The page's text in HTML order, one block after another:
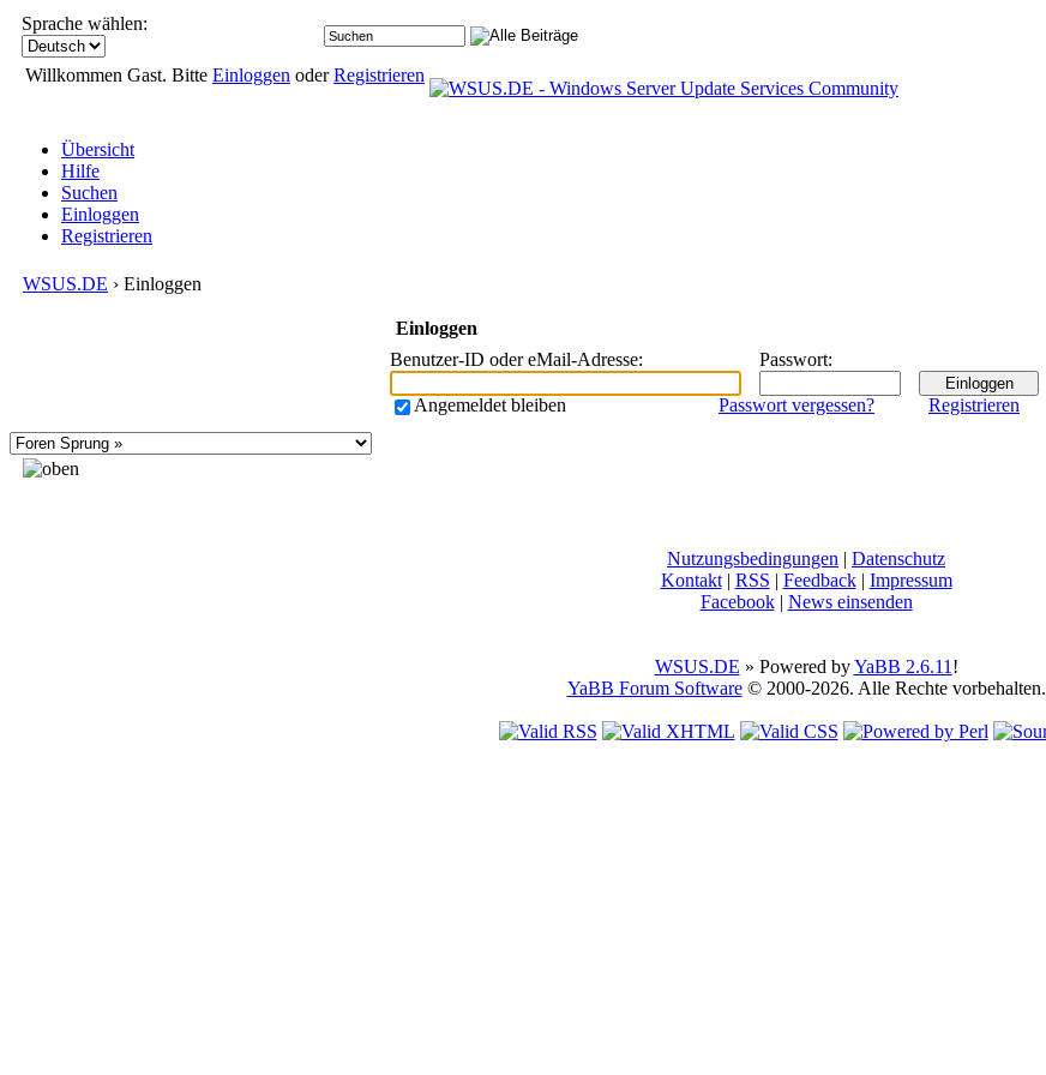
Sprache wählen:
Willkommen Gast. Bitte Einloggen oderRegistrieren
Übersicht
Hilfe
Suchen
Einloggen
Registrieren
WSUS.DE › Einloggen
Einloggen
Benutzer-ID oder eMail-Adresse: Passwort:
Angemeldet bleiben Registrieren
Passwort vergessen?
Nutzungsbedingungen | Datenschutz
Kontakt| RSS | Feedback| Impressum
Facebook| News einsenden
WSUS.DE » Powered byYaBB 2.6.11 !
YaBB Forum Software© 2000-2026. Alle Rechte vorbehalten.